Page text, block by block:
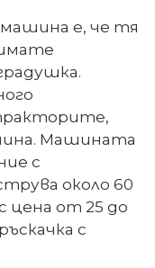
е, че тя
имате
Машината
с
около 60
цена от 25 до
с